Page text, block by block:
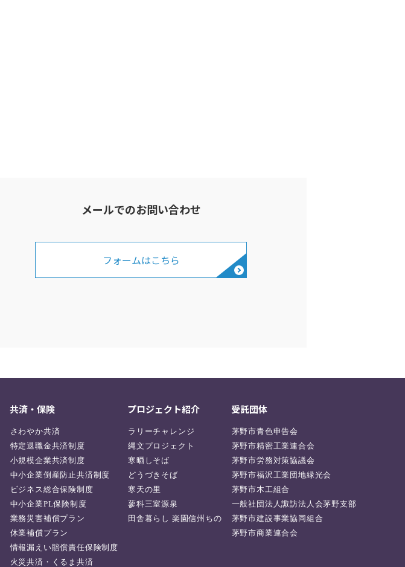
メールでのお問い合わせ
フォームはこちら
共済・保険
さわやか共済
特定退職金共済制度
小規模企業共済制度
中小企業倒産防止共済制度
ビジネス総合保険制度
中小企業PL保険制度
業務災害補償プラン
休業補償プラン
情報漏えい賠償責任保険制度
火災共済・くるま共済
プロジェクト紹介
ラリーチャレンジ
縄文プロジェクト
寒晒しそば
どうづきそば
寒天の里
蓼科三室源泉
田舎暮らし 楽園信州ちの
受託団体
茅野市青色申告会
茅野市精密工業連合会
茅野市労務対策協議会
茅野市福沢工業団地緑光会
茅野市木工組合
一般社団法人諏訪法人会茅野支部
茅野市建設事業協同組合
茅野市商業連合会